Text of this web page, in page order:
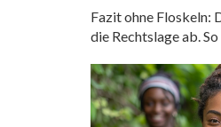
Fazit ohne Floskeln:
die Rechtslage ab.